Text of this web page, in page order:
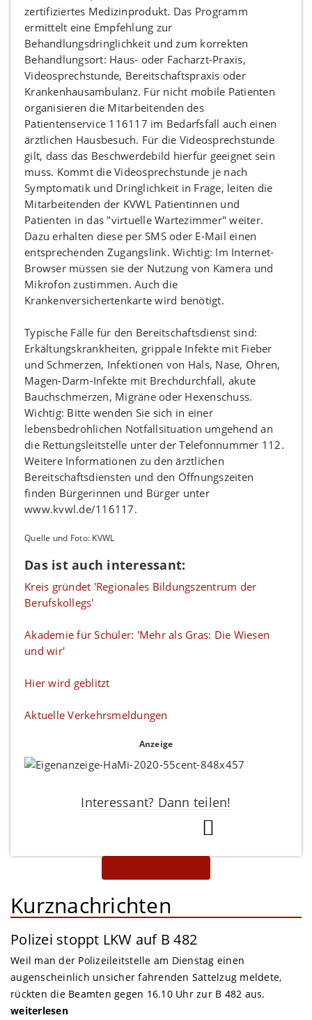
zertifiziertes Medizinprodukt. Das Programm
ermittelt eine Empfehlung zur
Behandlungsdringlichkeit und zum korrekten
Behandlungsort: Haus- oder Facharzt-Praxis,
Videosprechstunde, Bereitschaftspraxis oder
Krankenhausambulanz. Für nicht mobile Patienten
organisieren die Mitarbeitenden des
Patientenservice 116117 im Bedarfsfall auch einen
ärztlichen Hausbesuch. Für die Videosprechstunde
gilt, dass das Beschwerdebild hierfür geeignet sein
muss. Kommt die Videosprechstunde je nach
Symptomatik und Dringlichkeit in Frage, leiten die
Mitarbeitenden der KVWL Patientinnen und
Patienten in das "virtuelle Wartezimmer" weiter.
Dazu erhalten diese per SMS oder E-Mail einen
entsprechenden Zugangslink. Wichtig: Im Internet-
Browser müssen sie der Nutzung von Kamera und
Mikrofon zustimmen. Auch die
Krankenversichertenkarte wird benötigt.
Typische Fälle für den Bereitschaftsdienst sind:
Erkältungskrankheiten, grippale Infekte mit Fieber
und Schmerzen, Infektionen von Hals, Nase, Ohren,
Magen-Darm-Infekte mit Brechdurchfall, akute
Bauchschmerzen, Migräne oder Hexenschuss.
Wichtig: Bitte wenden Sie sich in einer
lebensbedrohlichen Notfallsituation umgehend an
die Rettungsleitstelle unter der Telefonnummer 112.
Weitere Informationen zu den ärztlichen
Bereitschaftsdiensten und den Öffnungszeiten
finden Bürgerinnen und Bürger unter
www.kvwl.de/116117.
Quelle und Foto: KVWL
Das ist auch interessant:
Kreis gründet 'Regionales Bildungszentrum der
Berufskollegs'
Akademie für Schüler: 'Mehr als Gras: Die Wiesen
und wir'
Hier wird geblitzt
Aktuelle Verkehrsmeldungen
Anzeige
Interessant? Dann teilen!
Kurznachrichten
Polizei stoppt LKW auf B 482
Weil man der Polizeileitstelle am Dienstag einen
augenscheinlich unsicher fahrenden Sattelzug meldete,
rückten die Beamten gegen 16.10 Uhr zur B 482 aus.
weiterlesen